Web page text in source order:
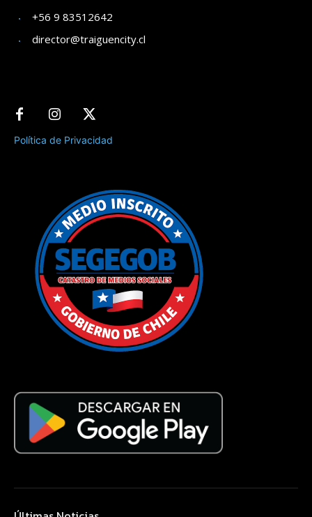
+56 9 83512642
director@traiguencity.cl
Política de Privacidad